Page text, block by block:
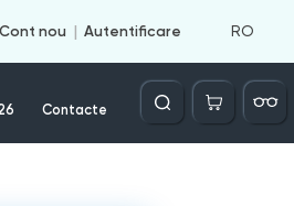
Cont nou Autentificare RO
Contacte
Căutare